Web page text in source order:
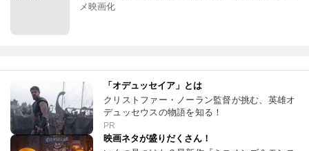
メ映画化
「オデュッセイア」とは
クリストファー・ノーラン監督が挑む、英雄オ
デュッセウスの物語を知る！
PR
映画ネタが盛りだくさん！